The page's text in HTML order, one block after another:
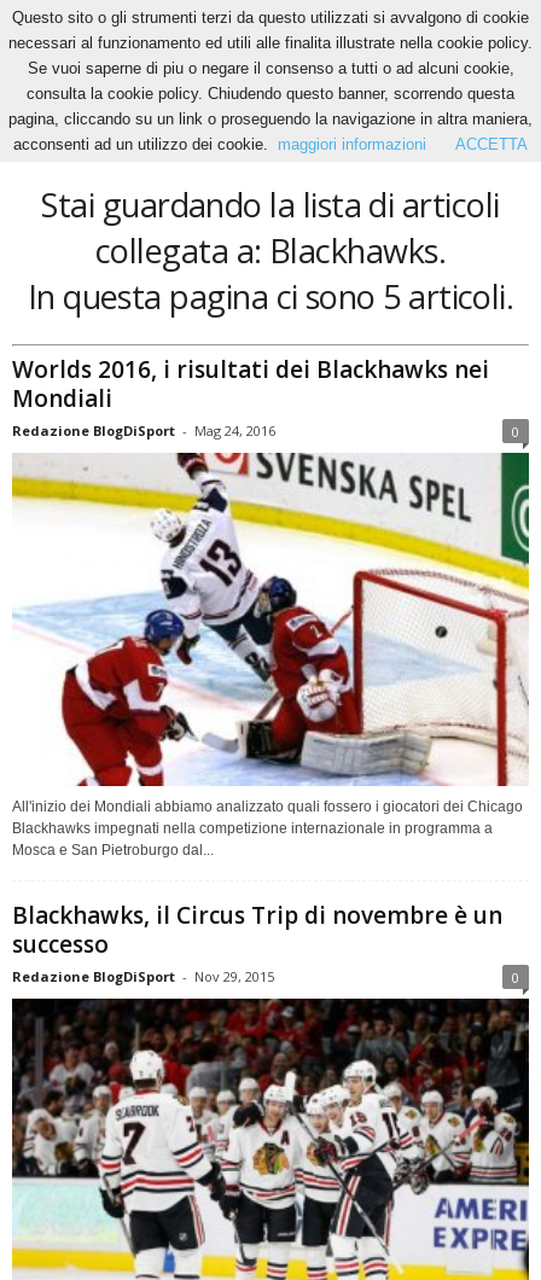
Home Tags Blackhawks
Blackhawks
Stai guardando la lista di articoli
collegata a: Blackhawks.
In questa pagina ci sono 5 articoli.
Worlds 2016, i risultati dei Blackhawks nei
Mondiali
Redazione BlogDiSport - Mag 24, 2016 0
All'inizio dei Mondiali abbiamo analizzato quali fossero i giocatori dei Chicago
Blackhawks impegnati nella competizione internazionale in programma a
Mosca e San Pietroburgo dal...
Blackhawks, il Circus Trip di novembre è un
successo
Redazione BlogDiSport - Nov 29, 2015 0
Questo sito o gli strumenti terzi da questo utilizzati si avvalgono di cookie
necessari al funzionamento ed utili alle finalita illustrate nella cookie policy.
Se vuoi saperne di piu o negare il consenso a tutti o ad alcuni cookie,
consulta la cookie policy. Chiudendo questo banner, scorrendo questa
pagina, cliccando su un link o proseguendo la navigazione in altra maniera,
acconsenti ad un utilizzo dei cookie.
maggiori informazioni ACCETTA